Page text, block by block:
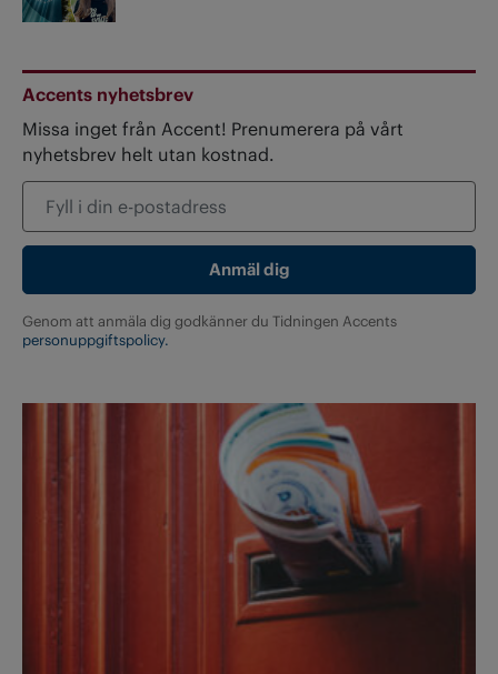
Accents nyhetsbrev
Missa inget från Accent! Prenumerera på vårt
nyhetsbrev helt utan kostnad.
Genom att anmäla dig godkänner du Tidningen Accents
personuppgiftspolicy.